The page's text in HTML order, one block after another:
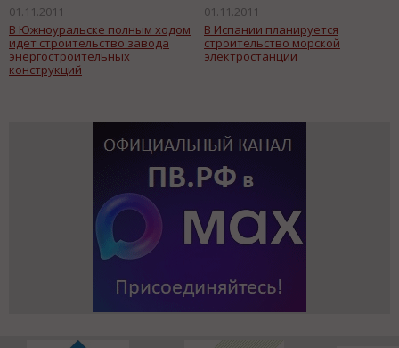
01.11.2011
В Южноуральске полным ходом
идет строительство завода
энергостроительных
конструкций
01.11.2011
В Испании планируется
строительство морской
электростанции